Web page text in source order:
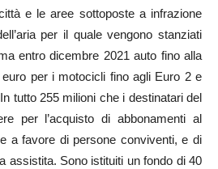
e le aree sottoposte a infrazione
per il quale vengono stanziati
entro dicembre 2021 auto fino alla
per i motocicli fino agli Euro 2 e
tutto 255 milioni che i destinatari del
per l’acquisto di abbonamenti al
a favore di persone conviventi, e di
assistita. Sono istituiti un fondo di 40